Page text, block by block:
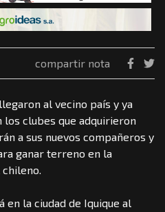
compartir nota
al vecino país y ya
clubes que adquirieron
a sus nuevos compañeros y
ganar terreno en la
en la ciudad de Iquique al